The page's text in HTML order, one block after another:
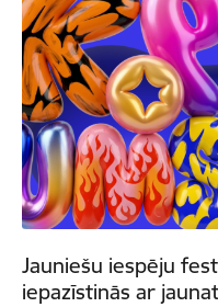
Jauniešu iespēju
iepazīstinās ar